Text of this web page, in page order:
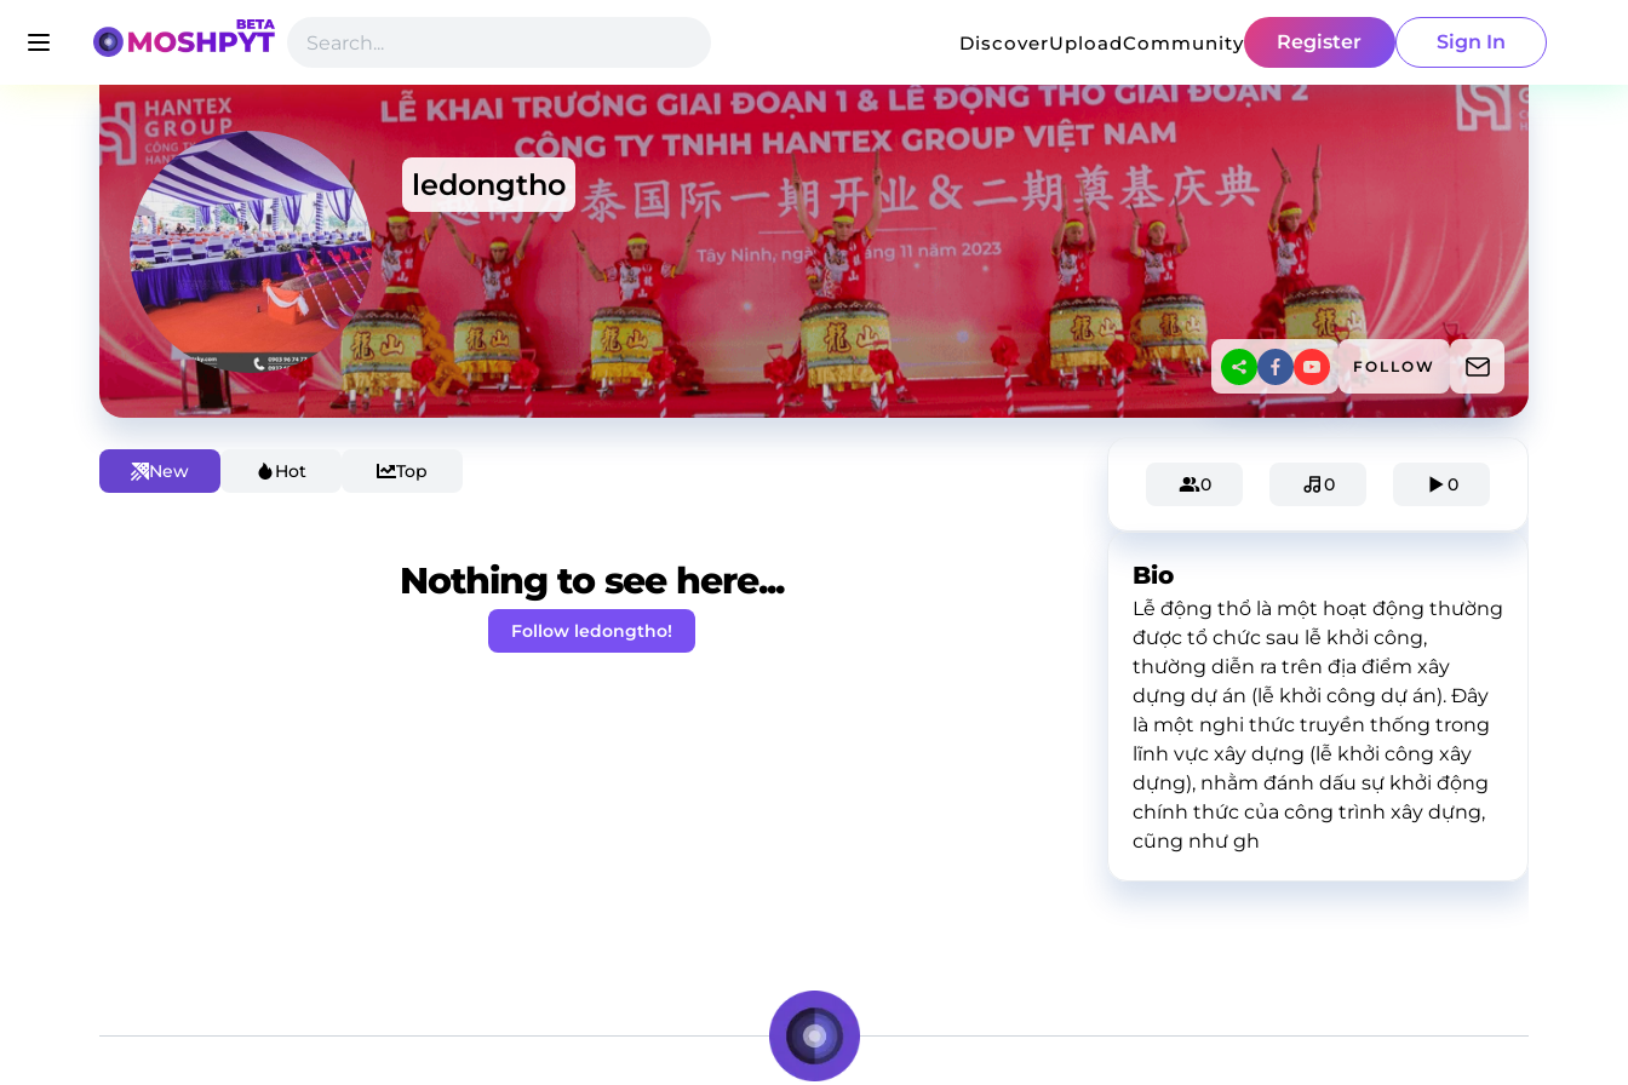
DiscoverUploadCommunity Register Sign In
ledongtho
FOLLOW
New Hot Top
Nothing to see here...
Follow ledongtho!
0 0 0
Bio
Lễ động thổ là một hoạt động thường
được tổ chức sau lễ khởi công,
thường diễn ra trên địa điểm xây
dựng dự án (lễ khởi công dự án). Đây
là một nghi thức truyền thống trong
lĩnh vực xây dựng (lễ khởi công xây
dựng), nhằm đánh dấu sự khởi động
chính thức của công trình xây dựng,
cũng như gh